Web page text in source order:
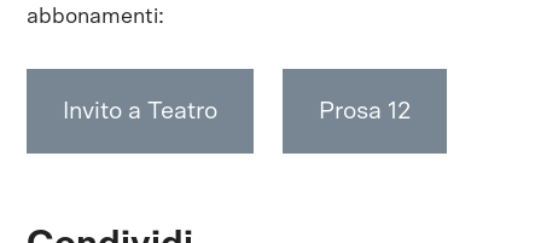
abbonamenti:
Invito a Teatro Prosa 12